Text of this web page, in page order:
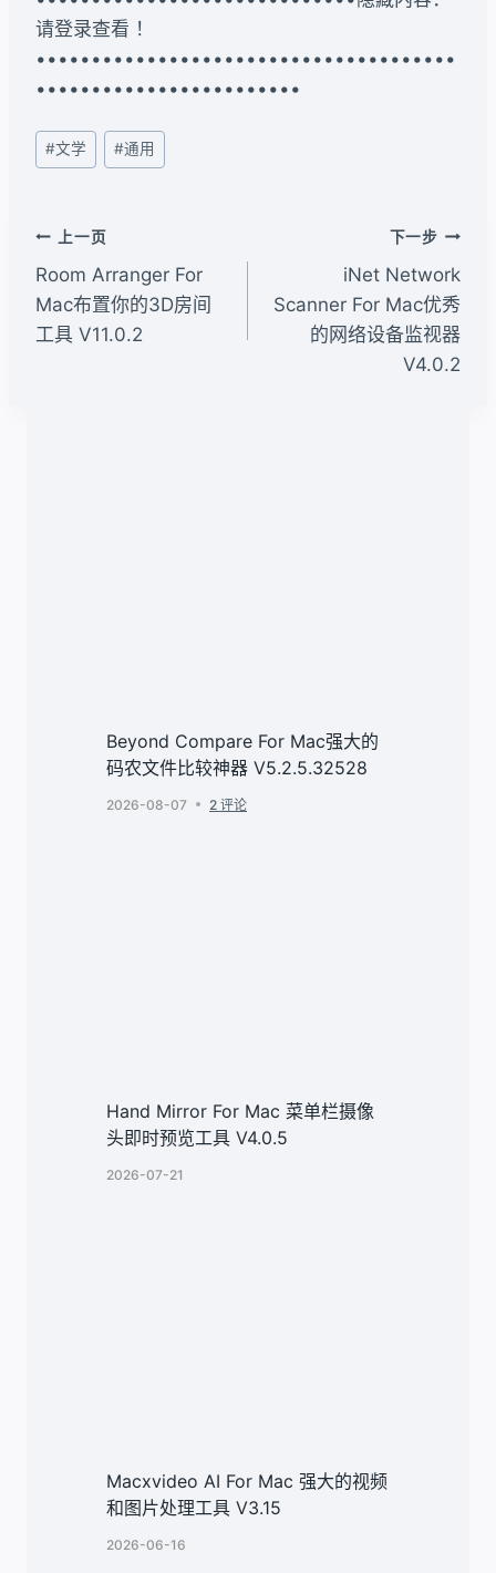
请登录查看 ！
••••••••••••••••••••••••••••••••••••••
••••••••••••••••••••••••
文
章
签：
#文学 #通用
文
章
导
航
上一页
Room Arranger For
Mac布置你的3D房间
工具 V11.0.2
下一步
iNet Network
Scanner For Mac优秀
的网络设备监视器
V4.0.2
Beyond Compare For Mac强大的
码农文件比较神器 V5.2.5.32528
2026-08-07 2 评论
Hand Mirror For Mac 菜单栏摄像
头即时预览工具 V4.0.5
2026-07-21
Macxvideo AI For Mac 强大的视频
和图片处理工具 V3.15
2026-06-16